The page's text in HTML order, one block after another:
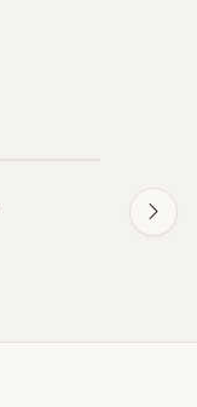
Remi
EUR 750